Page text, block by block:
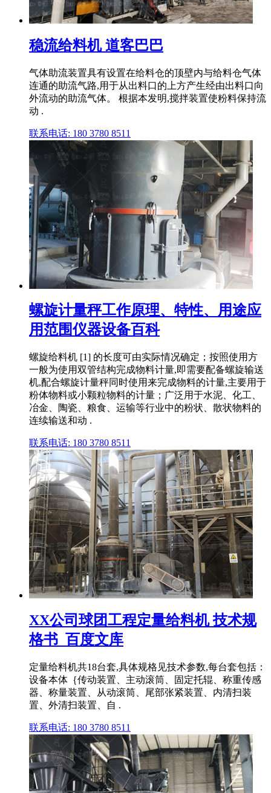
稳流给料机 道客巴巴
气体助流装置具有设置在给料仓的顶壁内与给料仓气体
连通的助流气路,用于从出料口的上方产生经由出料口向
外流动的助流气体。 根据本发明,搅拌装置使粉料保持流
动 .
联系电话: 180 3780 8511
螺旋计量秤工作原理、特性、用途应
用范围仪器设备百科
螺旋给料机 [1] 的长度可由实际情况确定；按照使用方
一般为使用双管结构完成物料计量,即需要配备螺旋输送
机,配合螺旋计量秤同时使用来完成物料的计量,主要用于
粉体物料或小颗粒物料的计量；广泛用于水泥、化工、
冶金、陶瓷、粮食、运输等行业中的粉状、散状物料的
连续输送和动 .
联系电话: 180 3780 8511
XX公司球团工程定量给料机 技术规
格书_百度文库
定量给料机共18台套,具体规格见技术参数,每台套包括：
设备本体｛传动装置、主动滚筒、固定托辊、称重传感
器、称量装置、从动滚筒、尾部张紧装置、内清扫装
置、外清扫装置、自 .
联系电话: 180 3780 8511